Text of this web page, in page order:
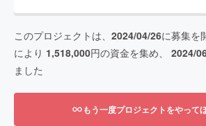
このプロジェクトは、 2024/04/26に募集を
により 1,518,000円の資金を集め、 2024/
ました
もう一度プロジェクトをやって